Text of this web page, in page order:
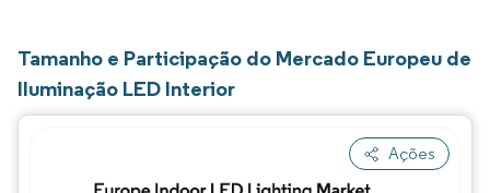
Tamanho e Participação do Mercado Europeu de
Iluminação LED Interior
Ações